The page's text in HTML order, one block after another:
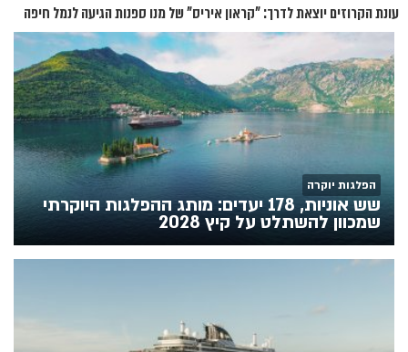
עונת הקרוזים יוצאת לדרך: "קראון איריס" של מנו ספנות הגיעה לנמל חיפה
הפלגות יוקרה
שש אוניות, 178 יעדים: מותג ההפלגות היוקרתי
שמכוון להשתלט על קיץ 2028